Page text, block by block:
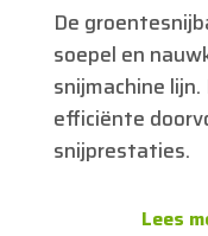
De
soepel en
snijmachine
efficiënte
snijprestaties.
Lees